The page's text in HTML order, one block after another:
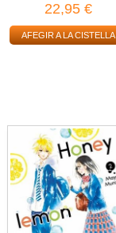
22,95 €
AFEGIR A LA CISTELLA